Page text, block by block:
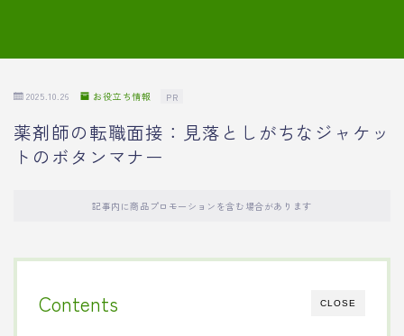
2025.10.26 お役立ち情報 PR
薬剤師の転職面接：見落としがちなジャケッ
トのボタンマナー
記事内に商品プロモーションを含む場合があります
CLOSE
Contents